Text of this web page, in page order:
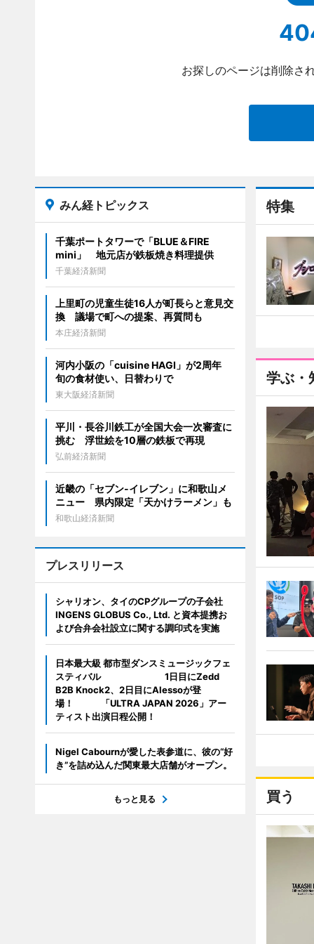
お探しのページは削除さ
特集
学ぶ・
買う
みん経トピックス
千葉ポートタワーで「BLUE＆FIRE
mini」 地元店が鉄板焼き料理提供
千葉経済新聞
上里町の児童生徒16人が町長らと意見交
換 議場で町への提案、再質問も
本庄経済新聞
河内小阪の「cuisine HAGI」が2周年
旬の食材使い、日替わりで
東大阪経済新聞
平川・長谷川鉄工が全国大会一次審査に
挑む 浮世絵を10層の鉄板で再現
弘前経済新聞
近畿の「セブン-イレブン」に和歌山メ
ニュー 県内限定「天かけラーメン」も
和歌山経済新聞
プレスリリース
シャリオン、タイのCPグループの子会社
INGENS GLOBUS Co., Ltd. と資本提携お
よび合弁会社設立に関する調印式を実施
日本最大級 都市型ダンスミュージックフェ
スティバル 1日目にZedd
B2B Knock2、2日目にAlessoが登
場！ 「ULTRA JAPAN 2026」アー
ティスト出演日程公開！
Nigel Cabournが愛した表参道に、彼の“好
き”を詰め込んだ関東最大店舗がオープン。
もっと見る